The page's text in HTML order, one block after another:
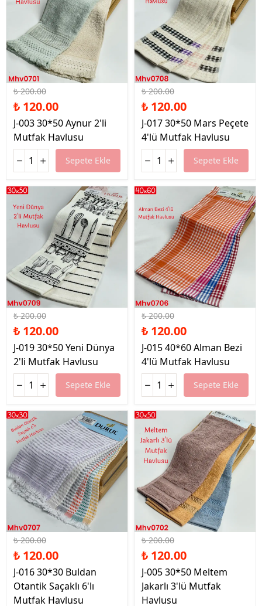
%40 İndirim
₺ 200.00
₺ 120.00
J-003 30*50 Aynur 2'li
Mutfak Havlusu
Sepete Ekle
%40 İndirim
₺ 200.00
₺ 120.00
J-017 30*50 Mars Peçete
4'lü Mutfak Havlusu
Sepete Ekle
%40 İndirim
₺ 200.00
₺ 120.00
J-019 30*50 Yeni Dünya
2'li Mutfak Havlusu
Sepete Ekle
%40 İndirim
₺ 200.00
₺ 120.00
J-015 40*60 Alman Bezi
4'lü Mutfak Havlusu
Sepete Ekle
%40 İndirim
₺ 200.00
₺ 120.00
J-016 30*30 Buldan
Otantik Saçaklı 6'lı
Mutfak Havlusu
%40 İndirim
₺ 200.00
₺ 120.00
J-005 30*50 Meltem
Jakarlı 3'lü Mutfak
Havlusu